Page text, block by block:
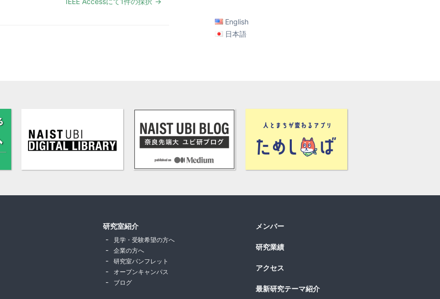
English
日本語
研究室紹介
見学・受験希望の方へ
企業の方へ
研究室パンフレット
オープンキャンパス
ブログ
メンバー
研究業績
アクセス
最新研究テーマ紹介